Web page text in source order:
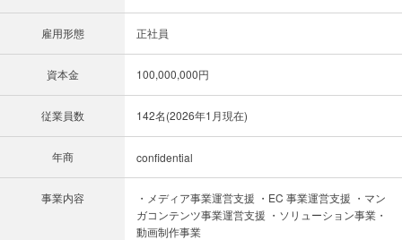
雇用形態 正社員
資本金 100,000,000円
従業員数 142名(2026年1月現在)
年商 confidential
事業内容
・メディア事業運営支援 ・EC 事業運営支援 ・マン
ガコンテンツ事業運営支援 ・ソリューション事業・
動画制作事業